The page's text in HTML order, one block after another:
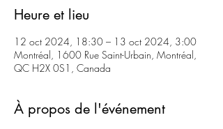
Heure et lieu
12 oct 2024, 18:30 – 13 oct 2024, 3:00
Montréal, 1600 Rue Saint-Urbain, Montréal,
QC H2X 0S1, Canada
À propos de l'événement